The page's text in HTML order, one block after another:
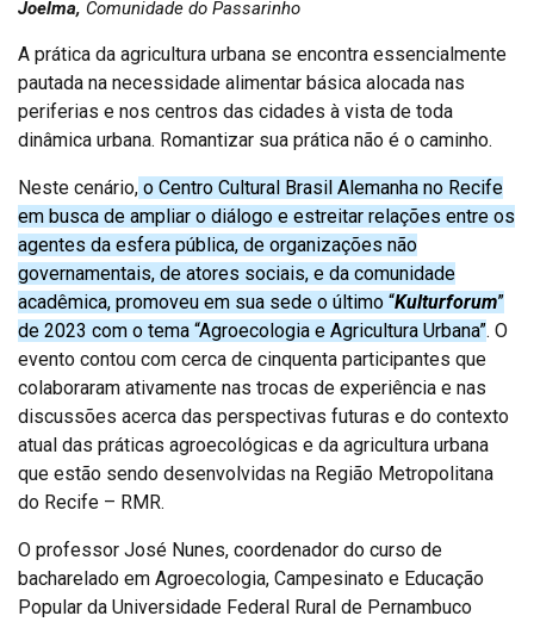
Joelma, Comunidade do Passarinho
A prática da agricultura urbana se encontra essencialmente
pautada na necessidade alimentar básica alocada nas
periferias e nos centros das cidades à vista de toda
dinâmica urbana. Romantizar sua prática não é o caminho.
Neste cenário, o Centro Cultural Brasil Alemanha no Recife
em busca de ampliar o diálogo e estreitar relações entre os
agentes da esfera pública, de organizações não
governamentais, de atores sociais, e da comunidade
acadêmica, promoveu em sua sede o último “Kulturforum”
de 2023 com o tema “Agroecologia e Agricultura Urbana”. O
evento contou com cerca de cinquenta participantes que
colaboraram ativamente nas trocas de experiência e nas
discussões acerca das perspectivas futuras e do contexto
atual das práticas agroecológicas e da agricultura urbana
que estão sendo desenvolvidas na Região Metropolitana
do Recife – RMR.
O professor José Nunes, coordenador do curso de
bacharelado em Agroecologia, Campesinato e Educação
Popular da Universidade Federal Rural de Pernambuco